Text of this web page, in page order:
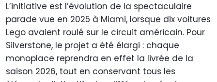
L’initiative est l’évolution de la spectaculaire
parade vue en 2025 à Miami, lorsque dix voitures
Lego avaient roulé sur le circuit américain. Pour
Silverstone, le projet a été élargi : chaque
monoplace reprendra en effet la livrée de la
saison 2026, tout en conservant tous les